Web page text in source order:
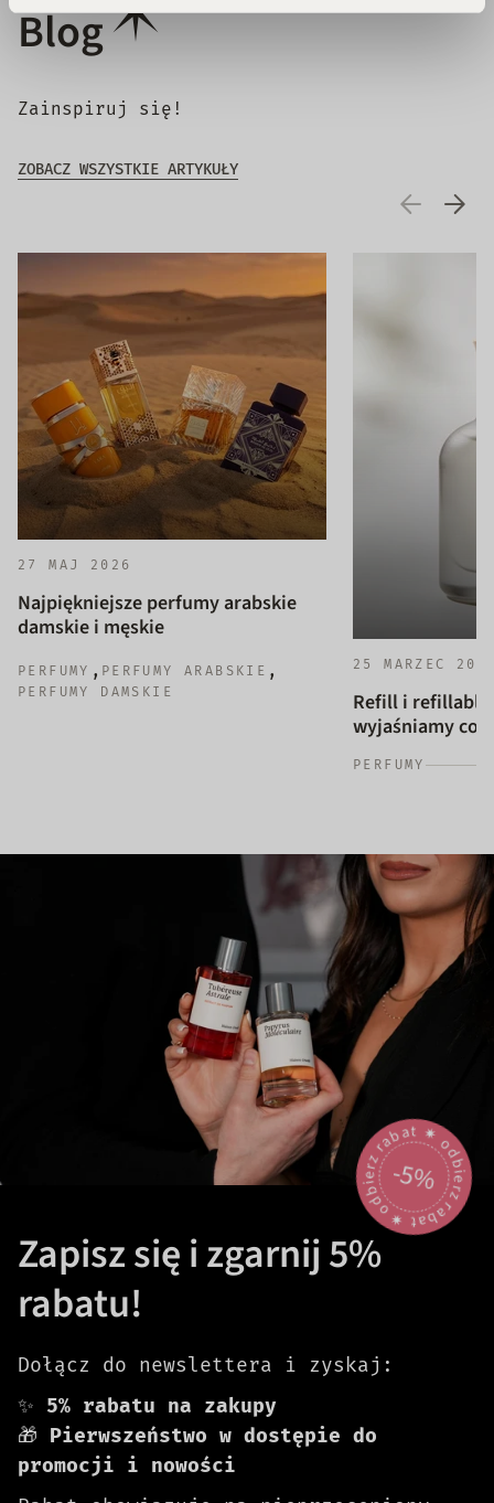
Blog
Zainspiruj się!
ZOBACZ WSZYSTKIE ARTYKUŁY
27 MAJ 2026
Najpiękniejsze perfumy arabskie
damskie i męskie
PERFUMY , PERFUMY ARABSKIE ,
PERFUMY DAMSKIE
25 MARZEC
Refill i refillable
wyjaśniamy co
PERFUMY
odbierz rabat 🟎 odbierz rabat 🟎
-5%
Zapisz się i zgarnij 5%
rabatu!
Dołącz do newslettera i zyskaj:
✨ 5% rabatu na zakupy
🎁 Pierwszeństwo w dostępie do
promocji i nowości